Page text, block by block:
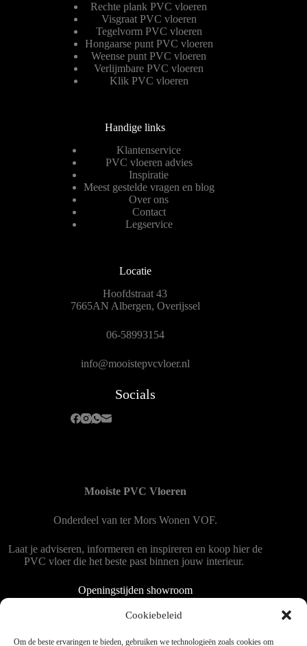
Cookiebeleid
Om de beste ervaringen te bieden, gebruiken we technologieën zoals cookies om
Rechte plank PVC vloeren
Visgraat PVC vloeren
Tegelvorm PVC vloeren
Hongaarse punt PVC vloeren
Weense punt PVC vloeren
Verlijmbare PVC vloeren
Klik PVC vloeren
Handige links
Klantenservice
PVC vloeren advies
Inspiratie
Meest gestelde vragen en blog
Over ons
Contact
Legservice
Locatie
Hoofdstraat 43
7665AN Albergen, Overijssel
06-58993154
info@mooistepvcvloer.nl
Socials
Mooiste PVC Vloeren
Onderdeel van ter Mors Wonen VOF.
Laat je adviseren, informeren en inspireren en koop hier de
PVC vloer die het beste past binnen jouw interieur.
Openingstijden showroom
Dinsdag tot en met vrijdag 9:00 - 18:00
Zaterdag 9:00 tot 15:00